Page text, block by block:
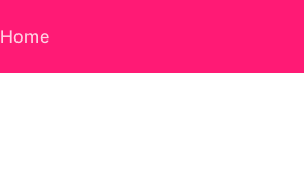
Home